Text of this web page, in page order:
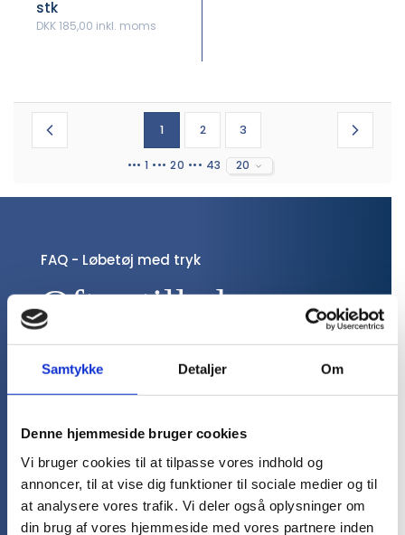
Samtykke Detaljer Om
Denne hjemmeside bruger cookies
Vi bruger cookies til at tilpasse vores indhold og
annoncer, til at vise dig funktioner til sociale medier og til
at analysere vores trafik. Vi deler også oplysninger om
din brug af vores hjemmeside med vores partnere inden
stk
DKK 185,00 inkl. moms
1 2 3
••• 1 ••• 20 ••• 43 20
FAQ - Løbetøj med tryk
Ofte stillede
spørgsmål
løbetøj?
Ja, vi kan sagtens lave personlig trykning på
løbetøj. Det kan for eksempel være
medarbejderens navn på løbeblusen,
løbejakken eller andet løbetøj. Det er en god